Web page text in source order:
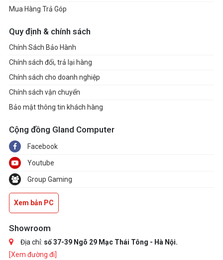
Mua Hàng Trả Góp
Quy định & chính sách
Chính Sách Bảo Hành
Chính sách đổi, trả lại hàng
Chính sách cho doanh nghiệp
Chính sách vận chuyển
Bảo mật thông tin khách hàng
Cộng đồng Gland Computer
Facebook
Youtube
Group Gaming
Xem bản PC
Showroom
Địa chỉ: số 37-39 Ngõ 29 Mạc Thái Tông - Hà Nội.
[Xem đường đi]